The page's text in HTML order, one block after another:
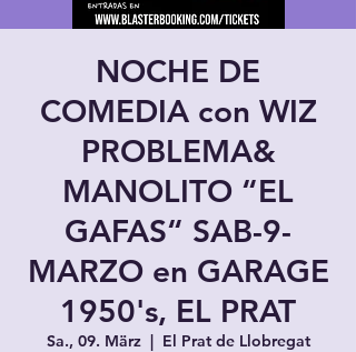
NOCHE DE
COMEDIA con WIZ
PROBLEMA&
MANOLITO “EL
GAFAS“ SAB-9-
MARZO en GARAGE
1950's, EL PRAT
Sa., 09. März
  |
El Prat de Llobregat